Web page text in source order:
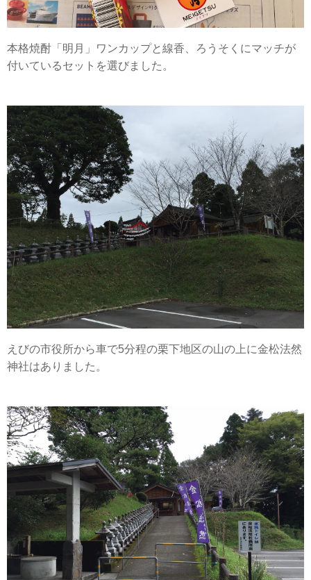
本格焼酎「明月」ワンカップと線香、ろうそくにマッチが
付いているセットを選びました。
えびの市役所から車で5分程の栗下地区の山の上に金松法然
神社はありました。